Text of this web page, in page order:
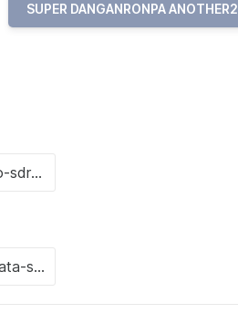
SUPER DANGANRONPA ANOTHER2